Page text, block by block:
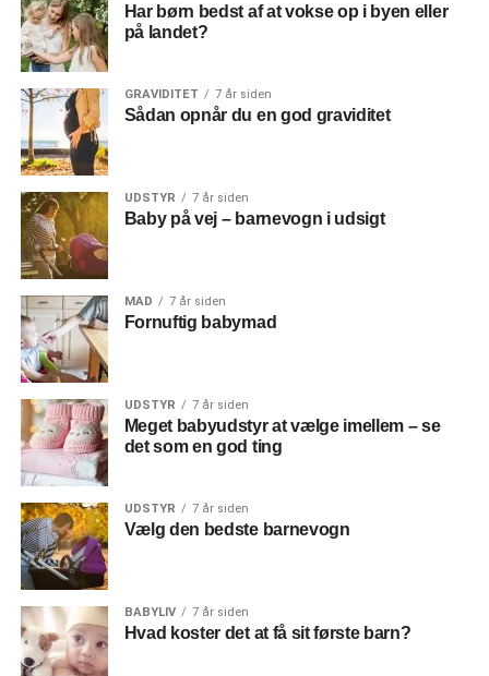
Har børn bedst af at vokse op i byen eller
på landet?
GRAVIDITET 7 år siden
Sådan opnår du en god graviditet
UDSTYR 7 år siden
Baby på vej – barnevogn i udsigt
MAD 7 år siden
Fornuftig babymad
UDSTYR 7 år siden
Meget babyudstyr at vælge imellem – se
det som en god ting
UDSTYR 7 år siden
Vælg den bedste barnevogn
BABYLIV 7 år siden
Hvad koster det at få sit første barn?